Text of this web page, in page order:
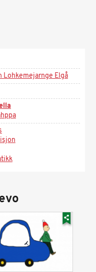
Lohkemejarnge Elgå